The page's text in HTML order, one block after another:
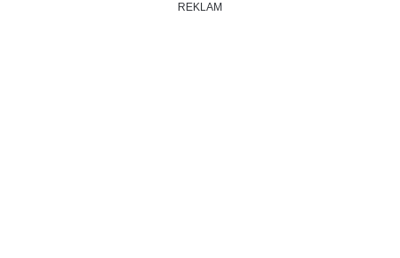
REKLAM